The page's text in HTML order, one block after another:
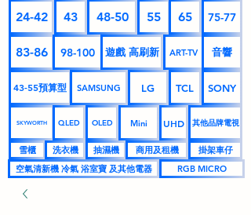
24-42 43 48-50 55 65 75-77
83-86 98-100 遊戲 高刷新 ART-TV 音響
43-55預算型 SAMSUNG LG TCL SONY
SKYWORTH QLED OLED Mini UHD 其他品牌電視
雪櫃 洗衣機 抽濕機 商用及租機
掛架車仔
空氣清新機 冷氣 浴室寶 及其他電器
RGB MICRO